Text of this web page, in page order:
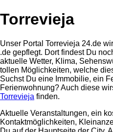
Torrevieja
Unser Portal Torrevieja 24.de
.de gepflegt. Dort findest Du
aktuelle Wetter, Klima,
tollen Möglichkeiten, welche
Suchst Du eine Immobilie, ein
Ferienwohnung? Auch diese
Torrevieja finden.
Aktuelle Veranstaltungen, ein
Kontaktmöglichkeiten,